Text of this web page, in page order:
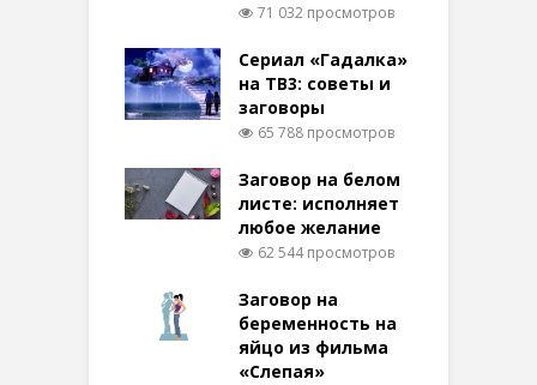
71 032 просмотров
Сериал «Гадалка»
на ТВ3: советы и
заговоры
65 788 просмотров
Заговор на белом
листе: исполняет
любое желание
62 544 просмотров
Заговор на
беременность на
яйцо из фильма
«Слепая»